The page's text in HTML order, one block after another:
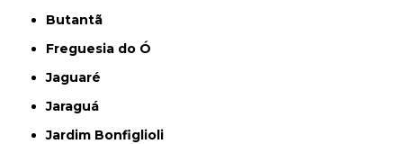
Butantã
Freguesia do Ó
Jaguaré
Jaraguá
Jardim Bonfiglioli